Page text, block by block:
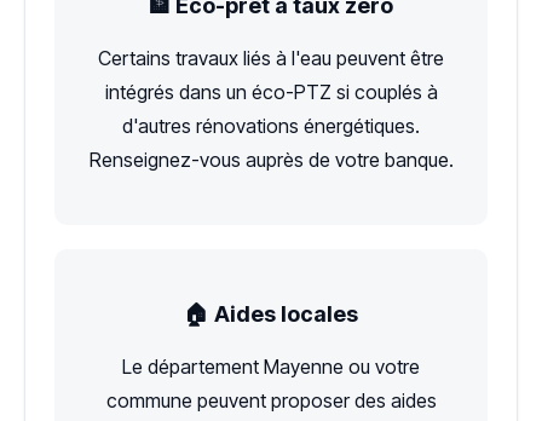
🏦 Éco-prêt à taux zéro
Certains travaux liés à l'eau peuvent être
intégrés dans un éco-PTZ si couplés à
d'autres rénovations énergétiques.
Renseignez-vous auprès de votre banque.
🏠 Aides locales
Le département Mayenne ou votre
commune peuvent proposer des aides